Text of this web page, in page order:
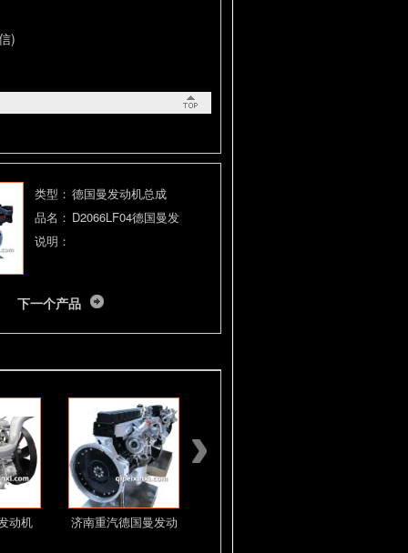
)
类型： 德国曼发动机总成
品名： D2066LF04德国曼发
说明：
下一个产品
动机 济南重汽德国曼发动